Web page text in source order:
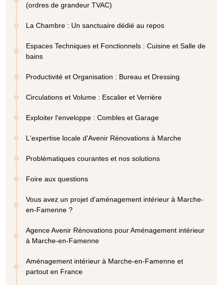
(ordres de grandeur TVAC)
La Chambre : Un sanctuaire dédié au repos
Espaces Techniques et Fonctionnels : Cuisine et Salle de
bains
Productivité et Organisation : Bureau et Dressing
Circulations et Volume : Escalier et Verrière
Exploiter l'enveloppe : Combles et Garage
L'expertise locale d'Avenir Rénovations à Marche
Problématiques courantes et nos solutions
Foire aux questions
Vous avez un projet d'aménagement intérieur à Marche-
en-Famenne ?
Agence Avenir Rénovations pour Aménagement intérieur
à Marche-en-Famenne
Aménagement intérieur à Marche-en-Famenne et
partout en France